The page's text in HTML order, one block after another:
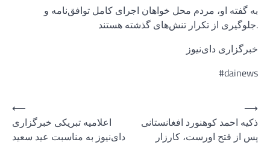
به گفته او، مردم محل خواهان اجرای کامل توافق‌نامه و
جلوگیری از تکرار تنش‌های گذشته هستند.
خبرگزاری دای‌نیوز
#dainews
Post
navigation
⟵
اعلامیه تبریکی خبرگزاری
دای‌نیوز به مناسبت عید سعید
ذکیه احمد کوهنورد افغانستانی
پس از فتح اورست، کارزار
⟶